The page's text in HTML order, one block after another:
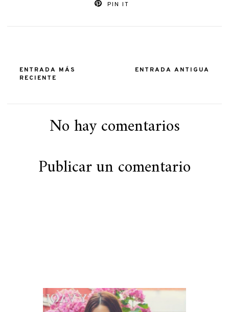
PIN IT
ENTRADA MÁS
RECIENTE
ENTRADA ANTIGUA
No hay comentarios
Publicar un comentario